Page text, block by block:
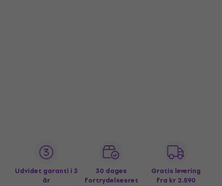
Udvidet garanti i 3
år
30 dages
fortrydelsesret
Gratis levering
fra kr 2.590